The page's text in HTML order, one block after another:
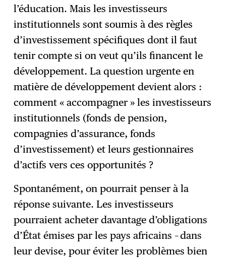
l’éducation. Mais les investisseurs
institutionnels sont soumis à des règles
d’investissement spécifiques dont il faut
tenir compte si on veut qu’ils financent le
développement. La question urgente en
matière de développement devient alors :
comment « accompagner » les investisseurs
institutionnels (fonds de pension,
compagnies d’assurance, fonds
d’investissement) et leurs gestionnaires
d’actifs vers ces opportunités ?
Spontanément, on pourrait penser à la
réponse suivante. Les investisseurs
pourraient acheter davantage d’obligations
d’État émises par les pays africains – dans
leur devise, pour éviter les problèmes bien